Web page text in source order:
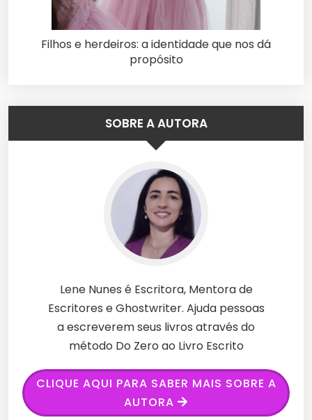
Filhos e herdeiros: a identidade que nos dá
propósito
SOBRE A AUTORA
Lene Nunes é Escritora, Mentora de
Escritores e Ghostwriter. Ajuda pessoas
a escreverem seus livros através do
método Do Zero ao Livro Escrito
CLIQUE AQUI PARA SABER MAIS SOBRE A
AUTORA